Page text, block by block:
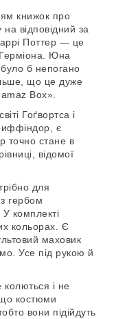
книжок про
на відповідний за
Поттер — це
Герміона. Юна
б непогано
що це дуже
Box».
Гоґвортса і
є
точно стане в
відомої
для
гербом
комплекті
кольорах. Є
маховик
Усе під рукою й
і не
костюми
вони підійдуть